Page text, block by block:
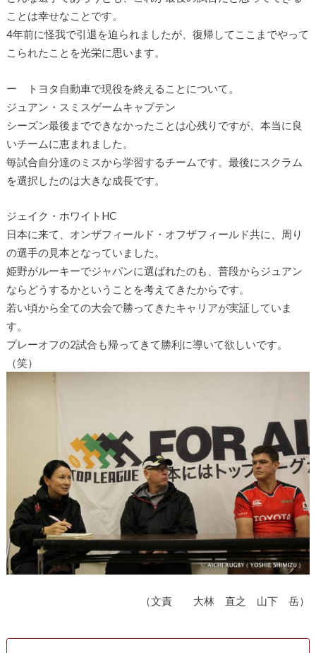
ことは幸せなことです。
4年前に怪我で引退を迫られましたが、復帰してここまでやって
こられたことを光栄に思います。
ー トヨタ自動車で現役を終えることについて。
ジュアン・スミスゲームキャプテン
シーズン最後までできなかったことは心残りですが、本当に良
いチームに恵まれました。
毎試合自分達のミスから学習するチームです。最後にスクラム
を選択したのは大きな成長です。
ジェイク・ホワイトHC
日本に来て、オンザフィールド・オフザフィールド共に、周り
の選手の見本となっていました。
姫野がルーキーでジャパンに選ばれたのも、普段からジュアン
ならどうするかということを考えてきたからです。
若い頃から全ての大会で勝ってきたキャリアが実証していま
す。
プレーオフの2試合も帰ってきて勝利に導いて欲しいです。
（笑）
（文責 大林 直之 山下 岳）